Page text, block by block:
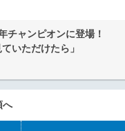
チャンピオンに登場！
いただけたら」
へ